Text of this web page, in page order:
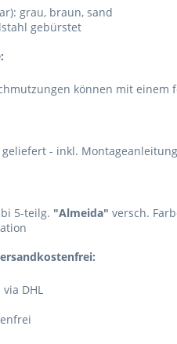
grau, braun, sand
gebürstet
können mit einem
- inkl. Montageanleitung
5-teilg. "Almeida" versch.
DHL